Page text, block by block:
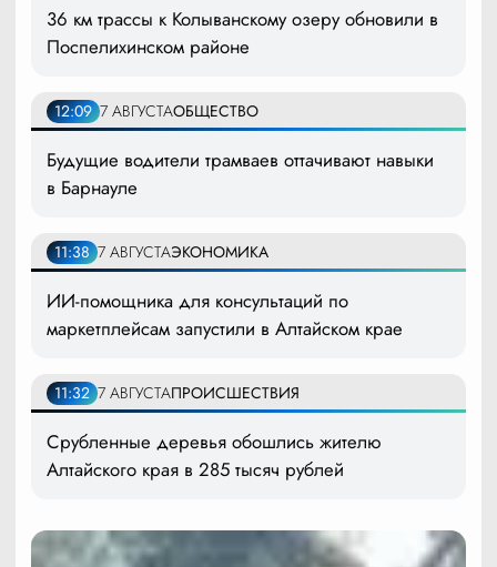
36 км трассы к Колыванскому озеру обновили в
Поспелихинском районе
12:09 7 АВГУСТАОБЩЕСТВО
Будущие водители трамваев оттачивают навыки
в Барнауле
11:38 7 АВГУСТАЭКОНОМИКА
ИИ-помощника для консультаций по
маркетплейсам запустили в Алтайском крае
11:32 7 АВГУСТАПРОИСШЕСТВИЯ
Срубленные деревья обошлись жителю
Алтайского края в 285 тысяч рублей